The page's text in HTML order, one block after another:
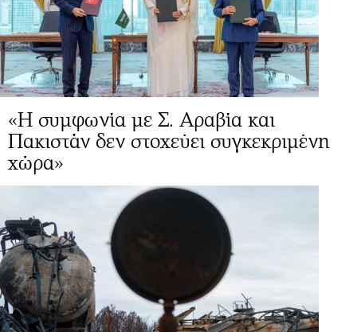
«Η συμφωνία με Σ. Αραβία και
Πακιστάν δεν στοχεύει συγκεκριμένη
χώρα»